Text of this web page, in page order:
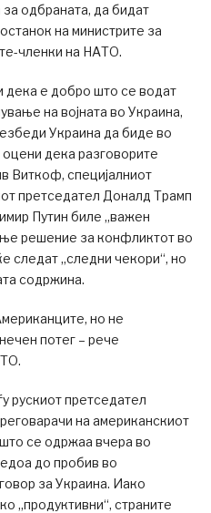
одбраната, да бидат
на министрите за
членки на НАТО.
дека е добро што се водат
на војната во Украина,
Украина да биде во
оцени дека разговорите
Виткоф, специјалниот
претседател Доналд Трамп
Путин биле „важен
решение за конфликтот во
следат „следни чекори“, но
содржина.
но не
потег – рече
рускиот претседател
на американскиот
се одржаа вчера во
до пробив во
за Украина. Иако
„продуктивни“, страните